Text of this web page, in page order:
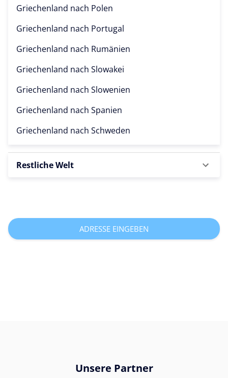
Griechenland nach Polen
Griechenland nach Portugal
Griechenland nach Rumänien
Griechenland nach Slowakei
Griechenland nach Slowenien
Griechenland nach Spanien
Griechenland nach Schweden
Restliche Welt
ADRESSE EINGEBEN
Unsere Partner